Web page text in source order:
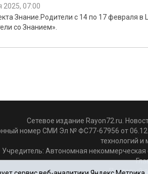
2025, 07:00
Знание.Родители с 14 по 17 февраля
со Знанием».
Сетевое издание Rayon72.ru.
номер СМИ Эл № ФС77-67956 от
технологий
Учредитель: Автономная
Почтовый